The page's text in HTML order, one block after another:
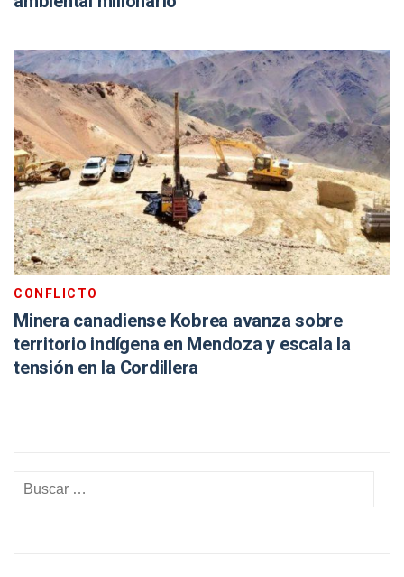
CONFLICTO
Minera canadiense Kobrea avanza sobre
territorio indígena en Mendoza y escala la
tensión en la Cordillera